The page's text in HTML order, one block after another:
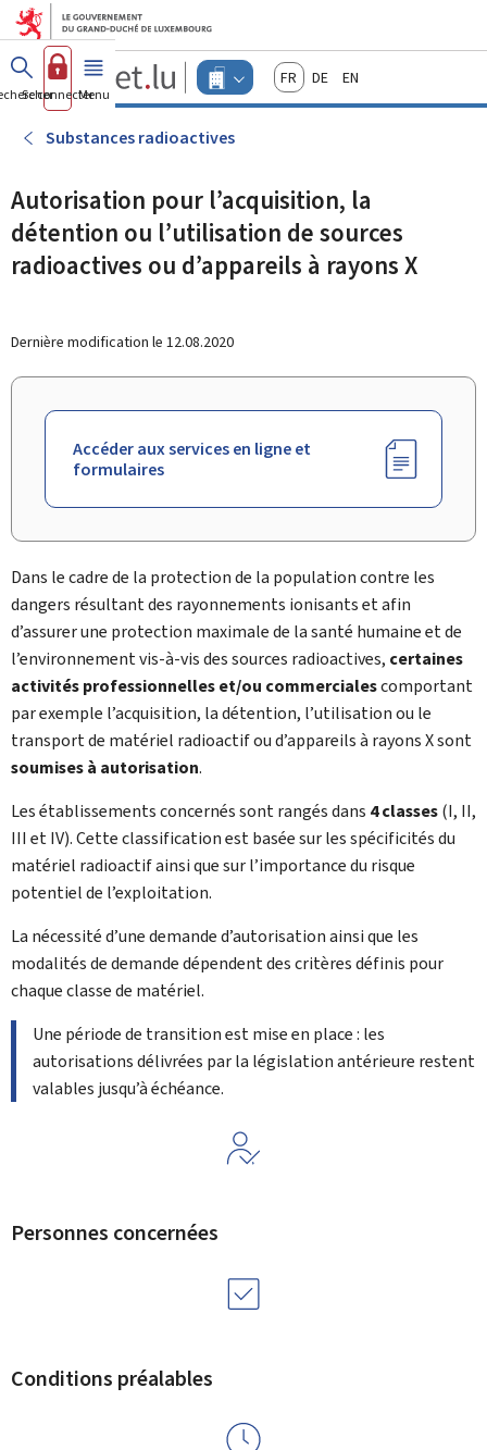
Aller au menu principal
Aller au contenu
Guichet.lu
Changer
d'espace
Menu
actif
FrançaisDeutschEnglish
Se connecterMenu principal
Substances radioactives
Autorisation pour l’acquisition, la
détention ou l’utilisation de sources
radioactives ou d’appareils à rayons X
Dernière modification le 12.08.2020
Accéder aux services en ligne et
formulaires
Dans le cadre de la protection de la population contre les
dangers résultant des rayonnements ionisants et afin
d’assurer une protection maximale de la santé humaine et de
l’environnement vis-à-vis des sources radioactives, certaines
activités professionnelles et/ou commercialescomportant
par exemple l’acquisition, la détention, l’utilisation ou le
transport de matériel radioactif ou d’appareils à rayons X sont
soumises à autorisation.
Les établissements concernés sont rangés dans 4 classes(I, II,
III et IV). Cette classification est basée sur les spécificités du
matériel radioactif ainsi que sur l’importance du risque
potentiel de l’exploitation.
La nécessité d’une demande d’autorisation ainsi que les
modalités de demande dépendent des critères définis pour
chaque classe de matériel.
Une période de transition est mise en place : les
autorisations délivrées par la législation antérieure restent
valables jusqu’à échéance.
Personnes concernées
Conditions préalables